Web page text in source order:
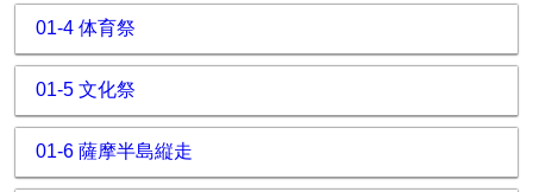
01-4 体育祭
01-5 文化祭
01-6 薩摩半島縦走